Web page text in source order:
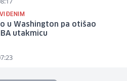
u Washington pa otišao
utakmicu